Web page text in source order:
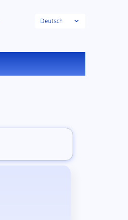
Deutsch